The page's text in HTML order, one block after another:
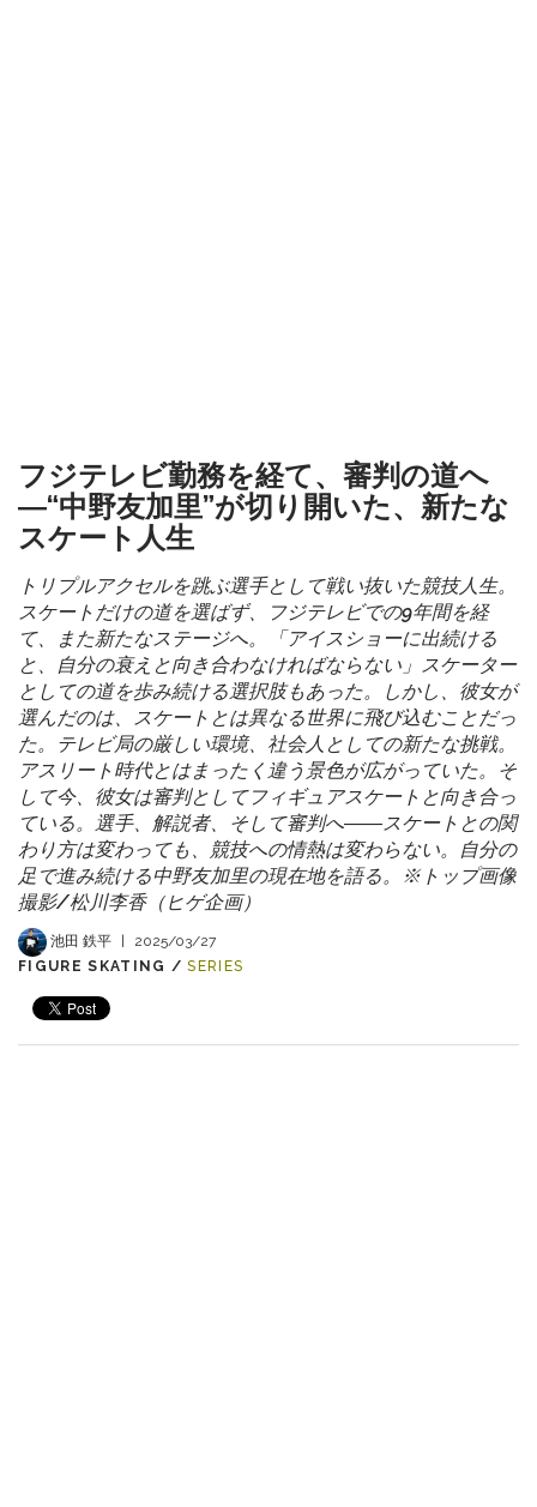
フジテレビ勤務を経て、審判の道へ
―“中野友加里”が切り開いた、新たな
スケート人生
トリプルアクセルを跳ぶ選手として戦い抜いた競技人生。
スケートだけの道を選ばず、フジテレビでの9年間を経
て、また新たなステージへ。「アイスショーに出続ける
と、自分の衰えと向き合わなければならない」スケーター
としての道を歩み続ける選択肢もあった。しかし、彼女が
選んだのは、スケートとは異なる世界に飛び込むことだっ
た。テレビ局の厳しい環境、社会人としての新たな挑戦。
アスリート時代とはまったく違う景色が広がっていた。そ
して今、彼女は審判としてフィギュアスケートと向き合っ
ている。選手、解説者、そして審判へ――スケートとの関
わり方は変わっても、競技への情熱は変わらない。自分の
足で進み続ける中野友加里の現在地を語る。※トップ画像
撮影/松川李香（ヒゲ企画）
池田 鉄平 |
2025/03/27
FIGURE SKATING / SERIES